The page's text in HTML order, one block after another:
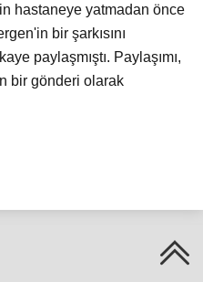
hastaneye yatmadan önce
bir şarkısını
paylaşmıştı. Paylaşımı,
bir gönderi olarak